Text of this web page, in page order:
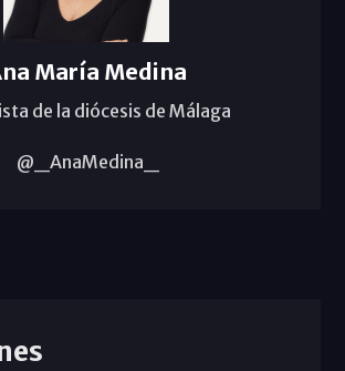
María Medina
de la diócesis de Málaga
@_AnaMedina_